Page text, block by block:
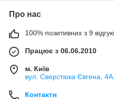
Про нас
100% позитивних з 9
Працює з 06.06.2010
м. Київ
вул. Сверстюка Євгена,
Контакти